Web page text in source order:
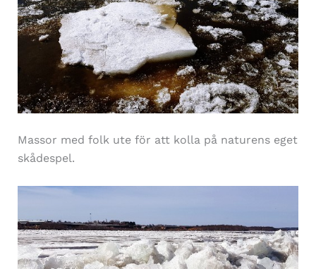
Massor med folk ute för att kolla på naturens eget
skådespel.